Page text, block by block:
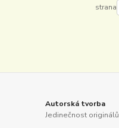
strana
Autorská tvorba
Jedinečnost originálů